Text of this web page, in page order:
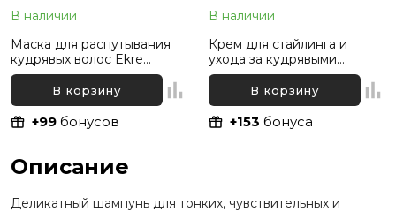
В наличии
Маска для распутывания
кудрявых волос Ekre
Life.Curl Untangling, 300 мл
В корзину
+99 бонусов
В наличии
Крем для стайлинга и
ухода за кудрявыми
волосами Ekre Life.Curl
Definition, 200 мл
В корзину
+153 бонуса
Описание
Деликатный шампунь для тонких, чувствительных и